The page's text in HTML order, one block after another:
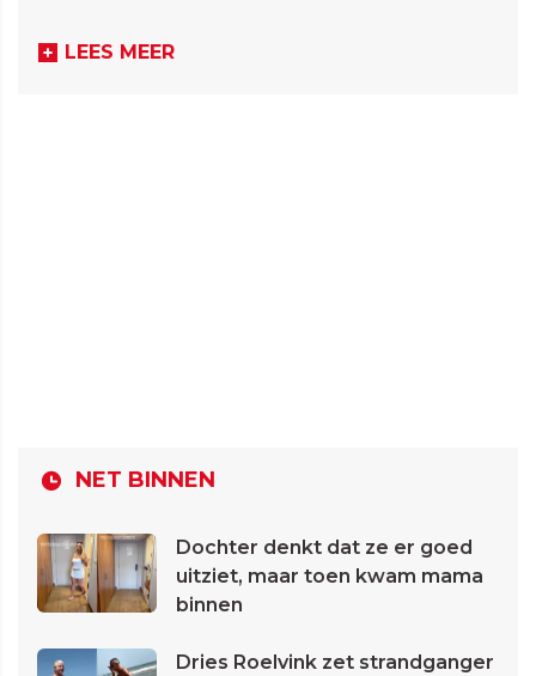
LEES MEER
NET BINNEN
Dochter denkt dat ze er goed
uitziet, maar toen kwam mama
binnen
Dries Roelvink zet strandganger